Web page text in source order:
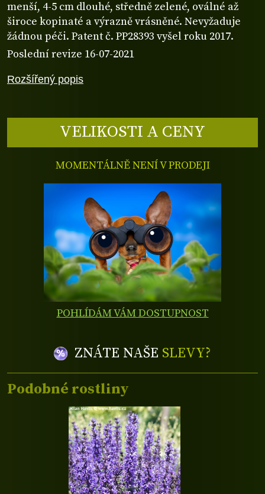
Rozšířený popis
menší, 4-5 cm dlouhé, středně zelené, oválné až
široce kopinaté a výrazně vrásněné. Nevyžaduje
žádnou péči. Patent č. PP28393 vyšel roku 2017.
Poslední revize 16-07-2021
VELIKOSTI A CENY
MOMENTÁLNĚ NENÍ V PRODEJI
POHLÍDÁM VÁM DOSTUPNOST
ZNÁTE NAŠE SLEVY?
Podobné rostliny